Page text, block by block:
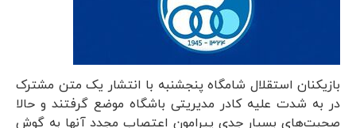
بازیکنان استقلال شامگاه پنجشنبه با انتشار یک متن مشترک
در به شدت علیه کادر مدیریتی باشگاه موضع گرفتند و حالا
صحبت‌های بسیار جدی پیرامون اعتصاب مجدد آنها به گوش